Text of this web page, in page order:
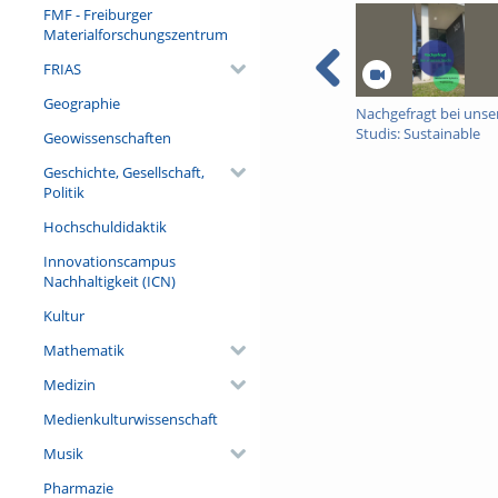
FMF - Freiburger
Materialforschungszentrum
FRIAS
Geographie
Geowissenschaften
Geschichte, Gesellschaft,
Politik
Hochschuldidaktik
Innovationscampus
Nachhaltigkeit (ICN)
Kultur
Mathematik
Medizin
Medienkulturwissenschaft
Musik
Pharmazie
Sponsored by. Ministerium
Links
Universität Freiburg:https://
Service Center Studium:
Zentrale Studienberatung:
Nachgefragt bei
Studis: Sustainable